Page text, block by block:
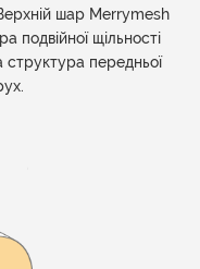
шар Merrymesh
подвійної щільності
структура передньої